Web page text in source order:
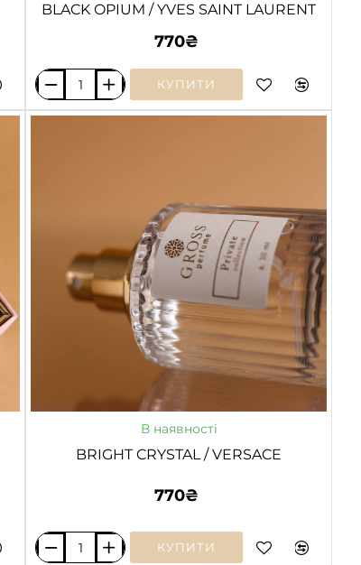
BLACK OPIUM / YVES SAINT LAURENT
770₴
BLACK
OPIUM
КУПИТИ
В наявності
BRIGHT CRYSTAL / VERSACE
770₴
BRIGHT
КУПИТИ